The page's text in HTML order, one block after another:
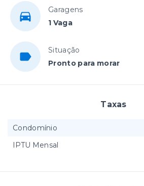
Garagens
1 Vaga
Situação
Pronto para morar
Taxas
Condomínio
IPTU Mensal